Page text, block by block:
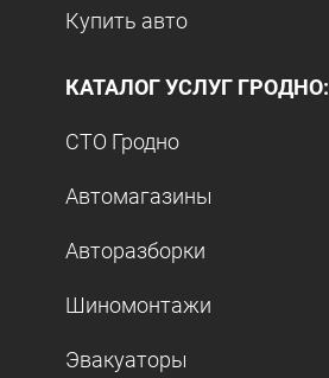
Купить авто
КАТАЛОГ УСЛУГ ГРОДНО:
СТО Гродно
Автомагазины
Авторазборки
Шиномонтажи
Эвакуаторы